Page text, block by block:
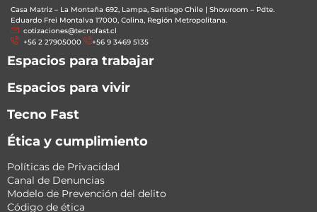
Casa Matriz – La Montaña 692, Lampa, Santiago Chile | Showroom – Pdte.
Eduardo Frei Montalva 17000, Colina, Región Metropolitana.
cotizaciones@tecnofast.cl
+56 2 27905000
+56 9 3469 5135
Espacios para trabajar
Espacios para vivir
Tecno Fast
Ética y cumplimiento
Políticas de Privacidad
Canal de Denuncias
Modelo de Prevención del delito
Código de ética